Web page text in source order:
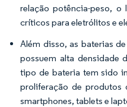
relação potência-peso,
críticos para eletrólitos e
Além disso, as baterias
possuem alta densidade
tipo de bateria tem sido
proliferação de produtos
smartphones, tablets e